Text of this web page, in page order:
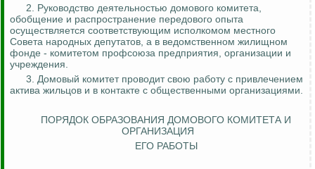
2. Руководство деятельностью домового комитета,
обобщение и распространение передового опыта
осуществляется соответствующим исполкомом местного
Совета народных депутатов, а в ведомственном жилищном
фонде - комитетом профсоюза предприятия, организации и
учреждения.
3. Домовый комитет проводит свою работу с привлечением
актива жильцов и в контакте с общественными организациями.
ПОРЯДОК ОБРАЗОВАНИЯ ДОМОВОГО КОМИТЕТА И
ОРГАНИЗАЦИЯ
ЕГО РАБОТЫ